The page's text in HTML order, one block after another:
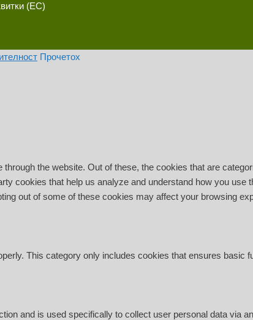
(ЕС)
Прочетох
the website. Out of these, the cookies that are
cookies that help us analyze and understand how you
out of some of these cookies may affect your browsing
This category only includes cookies that ensures basic
and is used specifically to collect user personal data via